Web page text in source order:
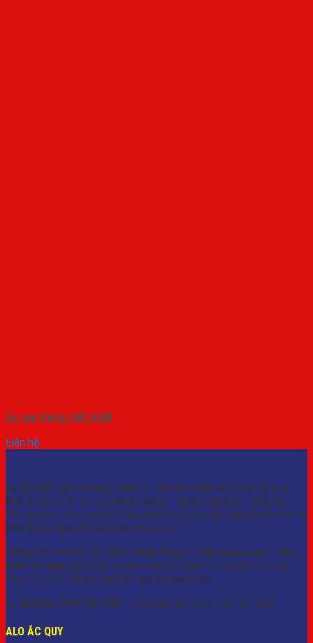
Ắc quy Varta LN5 AGM
Liên hệ
Xe hết điện giữa đường? Đừng lo! ALO ẮC QUY cung cấp dịch vụ
thay ắc quy ô tô tận nơi nhanh chóng – chuyên nghiệp – đúng hẹn.
Chỉ cần một cuộc gọi, kỹ thuật viên sẽ có mặt kịp thời để kiểm tra và
thay thế ắc quy phù hợp cho xe của bạn.
Chúng tôi cam kết sản phẩm chính hãng – chất lượng cao – bảo
hành rõ ràng, đảm bảo xe khởi động ổn định và vận hành an toàn.
Phục vụ 24/7, hỗ trợ tận tâm, giá cả minh bạch.
📞 Hotline: 0941 987 987 – Gọi ngay khi xe cần cứu hộ điện!
ALO ẮC QUY